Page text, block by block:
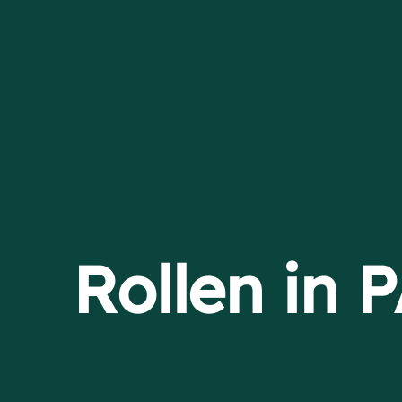
Rollen in